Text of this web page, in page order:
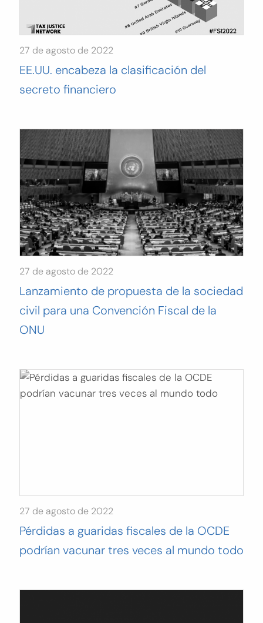
27 de agosto de 2022
EE.UU. encabeza la clasificación del
secreto financiero
27 de agosto de 2022
Lanzamiento de propuesta de la sociedad
civil para una Convención Fiscal de la
ONU
27 de agosto de 2022
Pérdidas a guaridas fiscales de la OCDE
podrían vacunar tres veces al mundo todo